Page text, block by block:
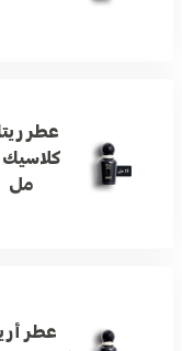
عطر
مل
عطر